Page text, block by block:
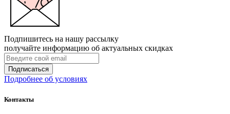
Подпишитесь на нашу рассылку
получайте информацию об актуальных скидках
Подписаться
Подробнее об условиях
Контакты